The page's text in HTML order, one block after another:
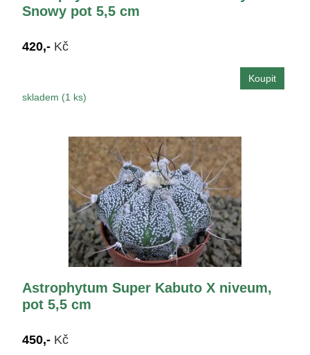
Snowy pot 5,5 cm
420,- Kč
skladem (1 ks)
Astrophytum Super Kabuto X niveum,
pot 5,5 cm
450,- Kč